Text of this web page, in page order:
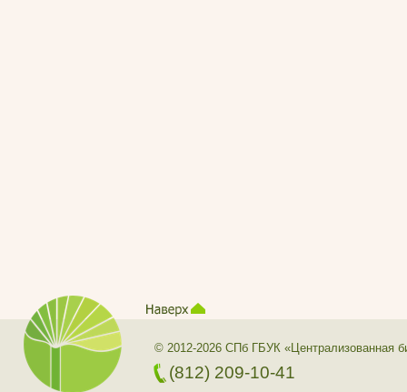
© 2012-2026 СПб ГБУК «Централизованная
(812) 209-10-41